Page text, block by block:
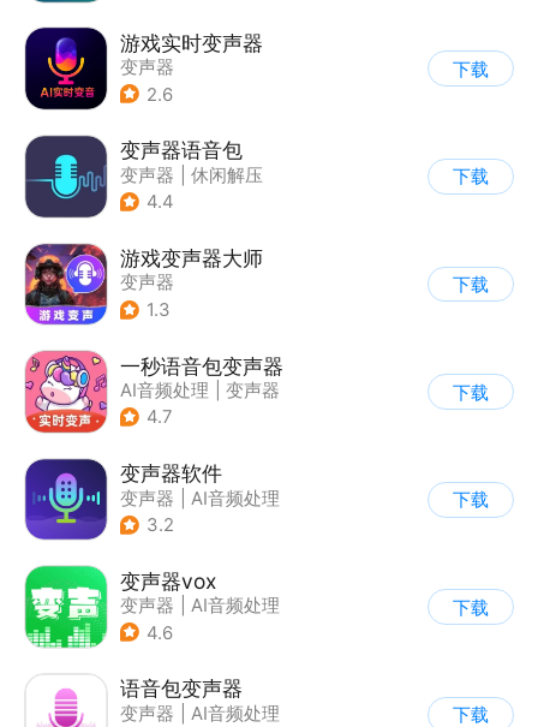
游戏实时变声器
变声器
2.6
下载
变声器语音包
变声器
休闲解压
4.4
下载
游戏变声器大师
变声器
1.3
下载
一秒语音包变声器
AI音频处理
变声器
4.7
下载
变声器软件
变声器
AI音频处理
3.2
下载
变声器vox
变声器
AI音频处理
4.6
下载
语音包变声器
变声器
AI音频处理
下载